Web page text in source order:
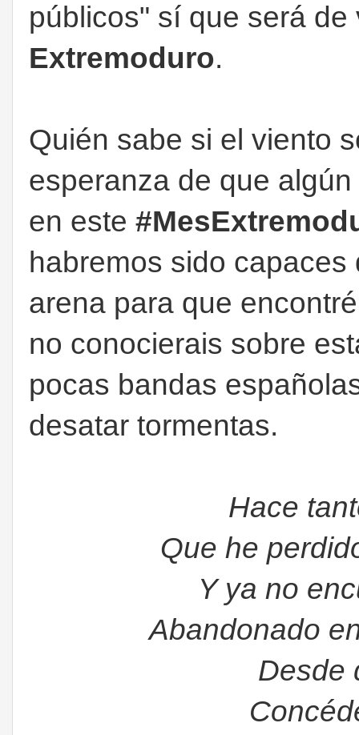
públicos" sí que será
Extremoduro.
Quién sabe si el viento
esperanza de que
en este
habremos sido
arena para que
no conocierais sobre
pocas bandas
desatar tormentas.
Hace
Que he
Y ya no
Abandonado
Desde